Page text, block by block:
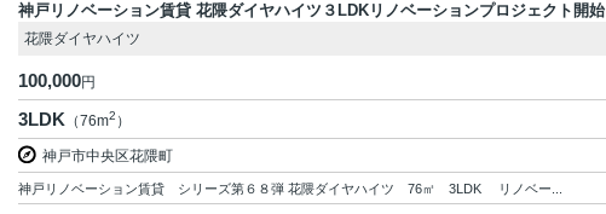
神戸リノベーション賃貸 花隈ダイヤハイツ３LDKリノベーションプロジェクト開始
花隈ダイヤハイツ
100,000円
3LDK （76m2 ）
神戸市中央区花隈町
神戸リノベーション賃貸 シリーズ第６８弾 花隈ダイヤハイツ 76㎡ 3LDK リノベー...